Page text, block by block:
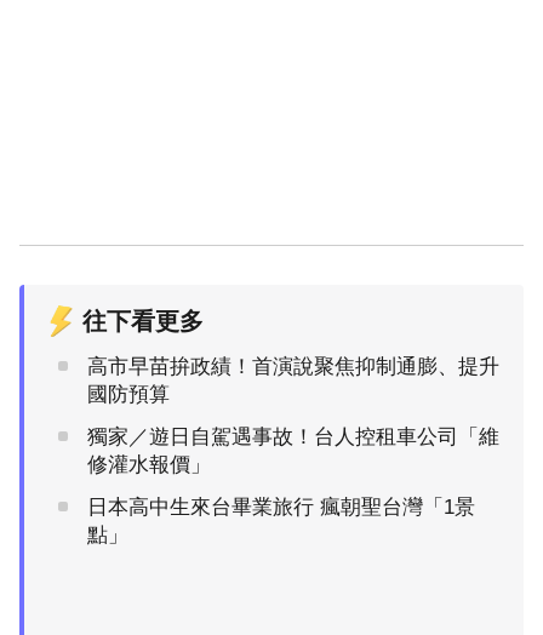
往下看更多
高市早苗拚政績！首演說聚焦抑制通膨、提升
國防預算
獨家／遊日自駕遇事故！台人控租車公司「維
修灌水報價」
日本高中生來台畢業旅行 瘋朝聖台灣「1景
點」